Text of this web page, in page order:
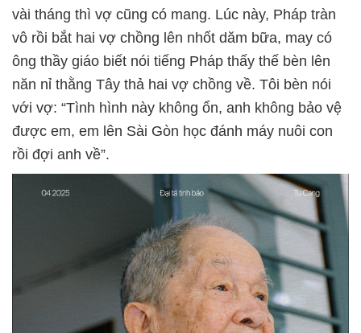
vài tháng thì vợ cũng có mang. Lúc này, Pháp tràn
vô rồi bắt hai vợ chồng lên nhốt dăm bữa, may có
ông thầy giáo biết nói tiếng Pháp thấy thế bèn lên
năn nỉ thằng Tây thả hai vợ chồng về. Tôi bèn nói
với vợ: “Tình hình này không ổn, anh không bảo vệ
được em, em lên Sài Gòn học đánh máy nuôi con
rồi đợi anh về”.